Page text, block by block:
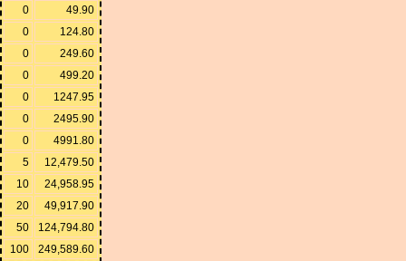
0
49.90
0
124.80
0
249.60
0
499.20
0
1247.95
0
2495.90
0
4991.80
5
12,479.50
10
24,958.95
20
49,917.90
50
124,794.80
100
249,589.60